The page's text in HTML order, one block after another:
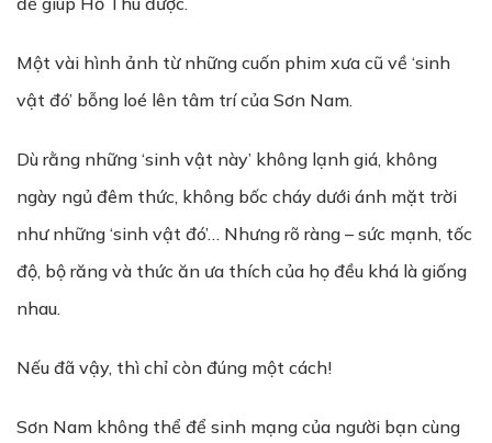
Một vài hình ảnh từ những cuốn phim xưa cũ về ‘sinh
vật đó’ bỗng loé lên tâm trí của Sơn Nam.
Dù rằng những ‘sinh vật này’ không lạnh giá, không
ngày ngủ đêm thức, không bốc cháy dưới ánh mặt trời
như những ‘sinh vật đó’… Nhưng rõ ràng – sức mạnh, tốc
độ, bộ răng và thức ăn ưa thích của họ đều khá là giống
nhau.
Nếu đã vậy, thì chỉ còn đúng một cách!
Sơn Nam không thể để sinh mạng của người bạn cùng